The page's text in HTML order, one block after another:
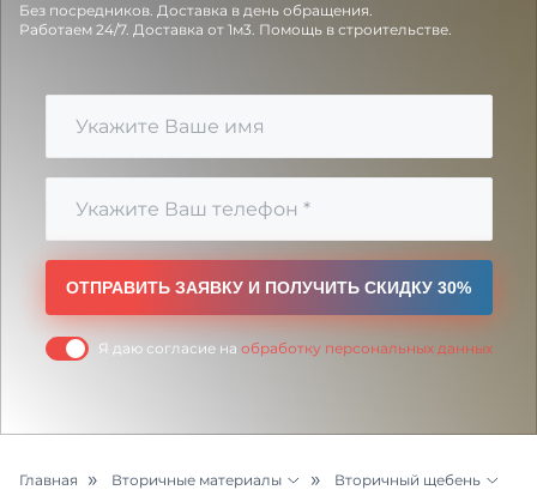
Без посредников. Доставка в день обращения.
Работаем 24/7. Доставка от 1м3. Помощь в строительстве.
ОТПРАВИТЬ ЗАЯВКУ И ПОЛУЧИТЬ СКИДКУ 30%
Я даю согласие на обработку персональных данных
Главная
Вторичные материалы
Вторичный щебень